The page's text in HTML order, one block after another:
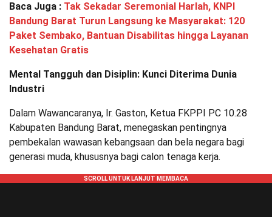
Baca Juga : Tak Sekadar Seremonial Harlah, KNPI
Bandung Barat Turun Langsung ke Masyarakat: 120
Paket Sembako, Bantuan Disabilitas hingga Layanan
Kesehatan Gratis
Mental Tangguh dan Disiplin: Kunci Diterima Dunia
Industri
Dalam Wawancaranya, Ir. Gaston, Ketua FKPPI PC 10.28
Kabupaten Bandung Barat, menegaskan pentingnya
pembekalan wawasan kebangsaan dan bela negara bagi
generasi muda, khususnya bagi calon tenaga kerja.